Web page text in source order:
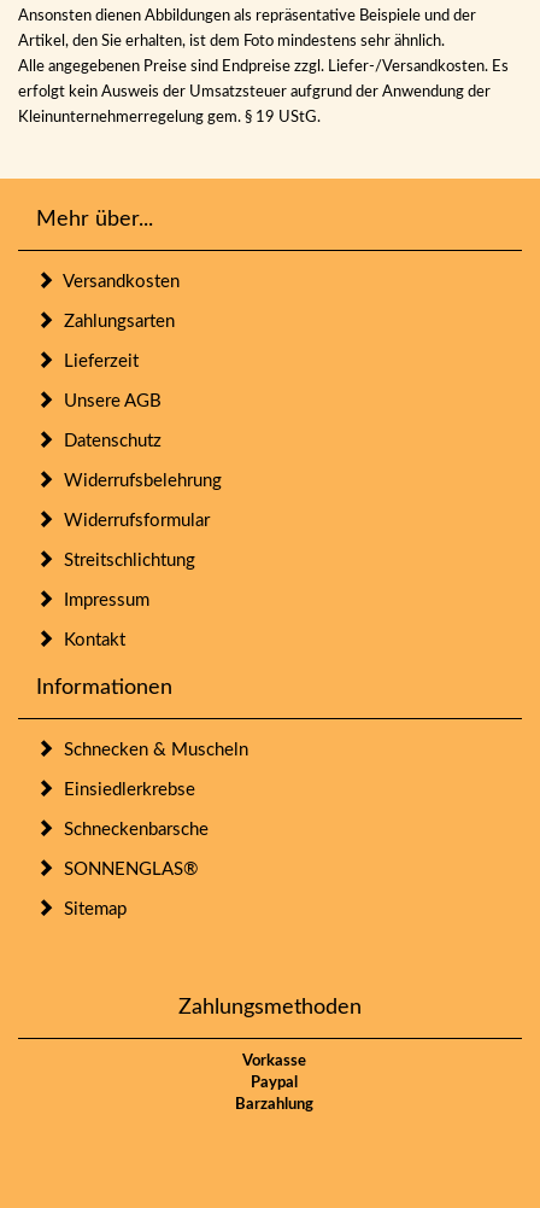
Ansonsten dienen Abbildungen als repräsentative Beispiele und der
Artikel, den Sie erhalten, ist dem Foto mindestens sehr ähnlich.
Alle angegebenen Preise sind Endpreise zzgl. Liefer-/Versandkosten. Es
erfolgt kein Ausweis der Umsatzsteuer aufgrund der Anwendung der
Kleinunternehmerregelung gem. § 19 UStG.
Mehr über...
Versandkosten
Zahlungsarten
Lieferzeit
Unsere AGB
Datenschutz
Widerrufsbelehrung
Widerrufsformular
Streitschlichtung
Impressum
Kontakt
Informationen
Schnecken & Muscheln
Einsiedlerkrebse
Schneckenbarsche
SONNENGLAS®
Sitemap
Zahlungsmethoden
Vorkasse
Paypal
Barzahlung